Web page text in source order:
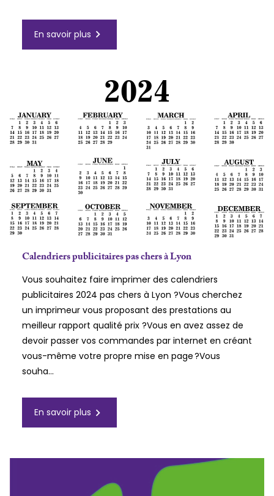
En savoir plus navigate_next
Calendriers publicitaires pas chers à Lyon
Vous souhaitez faire imprimer des calendriers
publicitaires 2024 pas chers à Lyon ?Vous cherchez
un imprimeur vous proposant des prestations au
meilleur rapport qualité prix ?Vous en avez assez de
devoir passer vos commandes par internet en créant
vous-même votre propre mise en page ?Vous
souha...
En savoir plus navigate_next